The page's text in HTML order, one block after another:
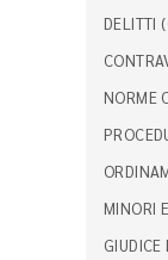
DELITTI
NORME
MINORI
GIUDICE